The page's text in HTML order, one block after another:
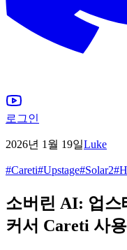
로그인
2026년 1월 19일Luke
#Careti#Upstage#Solar2#
소버린 AI: 업스
커서 Careti 사용